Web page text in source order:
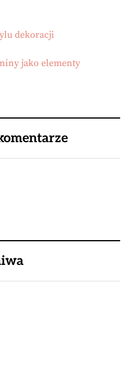
dekoracji
jako elementy